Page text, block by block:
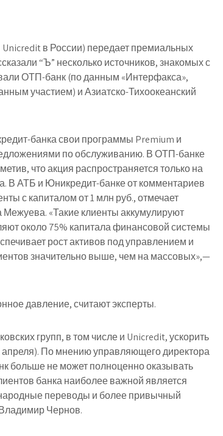
в России) передает премиальных
“Ъ” несколько источников, знакомых с
ОТП-банк (по данным «Интерфакса»,
участием) и Азиатско-Тихоокеанский
банка свои программы Premium и
по обслуживанию. В ОТП-банке
что акция распространяется только на
В АТБ и Юникредит-банке от комментариев
с капиталом от 1 млн руб., отмечает
«Такие клиенты аккумулируют
около 75% капитала финансовой системы
рост активов под управлением и
значительно выше, чем на массовых»,—
давление, считают эксперты.
групп, в том числе и Unicredit, ускорить
апреля). По мнению управляющего директора
больше не может полноценно оказывать
банка наиболее важной является
переводы и более привычный
Чернов.